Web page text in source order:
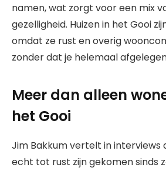
namen, wat zorgt voor een mix
gezelligheid. Huizen in het Gooi
omdat ze rust en overig
zonder dat je helemaal
Meer dan alleen
het Gooi
Jim Bakkum vertelt in interviews
echt tot rust zijn gekomen sinds